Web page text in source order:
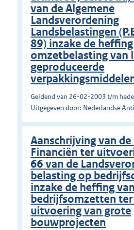
van de Algemene
Landsverordening
Landsbelastingen
89) inzake de
omzetbelasting van
geproduceerde
Geldend van 26-02-2003 t/m
Uitgegeven door: Nederlandse
Aanschrijving van
Financiën ter
66 van de
belasting op
inzake de heffing
bedrijfsomzetten ter
uitvoering van grote
bouwprojecten